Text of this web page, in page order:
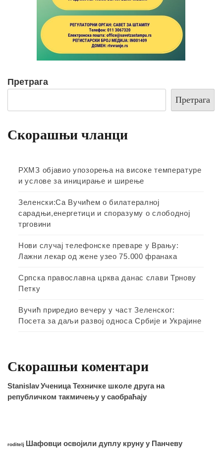
Претрага
Претрага
Скорашњи чланци
РХМЗ објавио упозорења на високе температуре
и услове за иницирање и ширење
Зеленски:Са Вучићем о билатералној
сарадњи,енергетици и споразуму о слободној
трговини
Нови случај телефонске преваре у Врању:
Лажни лекар од жене узео 75.000 франака
Српска православна црква данас слави Трнову
Петку
Вучић приредио вечеру у част Зеленског:
Посета за даљи развој односа Србије и Украјине
Скорашњи коментари
StanislavУченица Техничке школе друга на
републичком такмичењу у саобраћају
roditelj Шафовци освојили дуплу круну у Панчеву